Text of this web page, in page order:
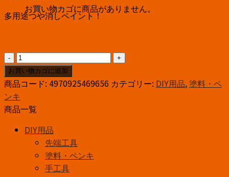
お買い物カゴに商品がありません。
多用途つや消しペイント！
ｱ
ｻ
ﾋ
ﾍﾟ
ﾝ
水
性
お買い物カゴに追加
商品コード: 4970925469656 カテゴリー: DIY用品,塗料・ペ
ンキ
商品一覧
DIY用品
先端工具
塗料・ペンキ
手工具